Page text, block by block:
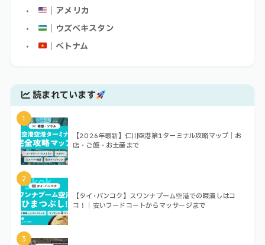
｜アメリカ
｜ウズベキスタン
｜ベトナム
読まれています
1
【2026年最新】仁川空港第1ターミナル攻略マップ｜お
店・ご飯・お土産まで
2
【タイ･バンコク】スワンナプーム空港での暇潰しはコ
コ！｜安いフードコートからマッサージまで
3